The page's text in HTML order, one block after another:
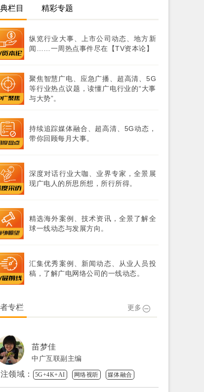
栏目 精彩专题
纵览行业大事、上市公司动态、地方新
闻……一周热点事件尽在【TV资本论】
聚焦智慧广电、应急广播、超高清、5G
等行业热点议题，读懂广电行业的“大事
与大势”。
持续追踪媒体融合、超高清、5G动态，
带你回顾每月大事。
深度对话行业大咖、业界专家，全景展
现广电人的所思所想，所行所得。
精选海外案例、技术资讯，全景了解全
球一线动态与发展方向。
汇集优秀案例、新闻动态、从业人员投
稿，了解广电网络公司的一线动态。
专栏 更多
苗梦佳
中广互联副主编
领域： 5G+4K+AI 网络视听 媒体融合